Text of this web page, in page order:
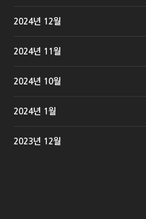
2024년 12월
2024년 11월
2024년 10월
2024년 1월
2023년 12월